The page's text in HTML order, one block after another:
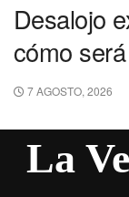
Desalojo
cómo
7 AGOSTO, 2026
La